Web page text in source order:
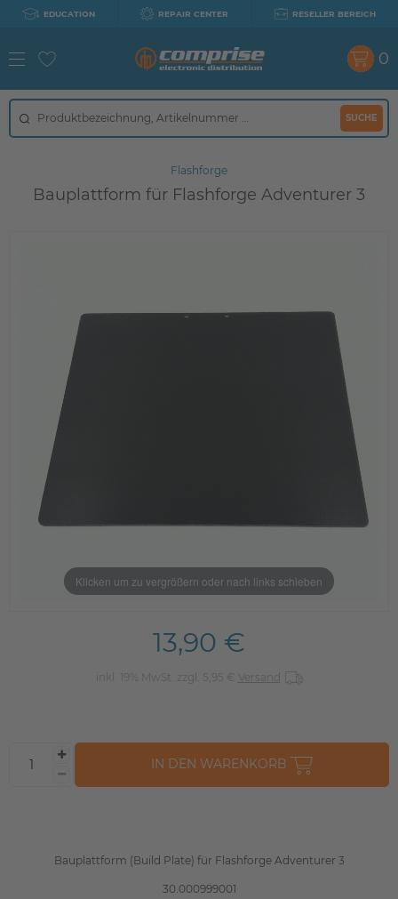
EDUCATION REPAIR CENTER RESELLER BEREICH
SUCHE
0
Flashforge
Bauplattform für Flashforge Adventurer 3
Klicken um zu vergrößern oder nach links schieben
Bauplattform (Build Plate) für Flashforge Adventurer 3
30.000999001
13,90 €
inkl. 19% MwSt. zzgl. 5,95 € Versand
IN DEN WARENKORB